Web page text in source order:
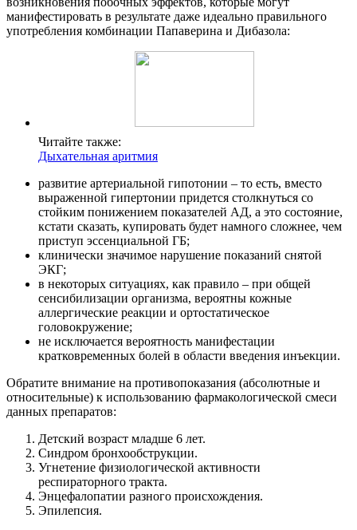
манифестировать в результате даже идеально правильного
употребления комбинации Папаверина и Дибазола:
Читайте также:
Дыхательная аритмия
развитие артериальной гипотонии – то есть, вместо
выраженной гипертонии придется столкнуться со
стойким понижением показателей АД, а это состояние,
кстати сказать, купировать будет намного сложнее, чем
приступ эссенциальной ГБ;
клинически значимое нарушение показаний снятой
ЭКГ;
в некоторых ситуациях, как правило – при общей
сенсибилизации организма, вероятны кожные
аллергические реакции и ортостатическое
головокружение;
не исключается вероятность манифестации
кратковременных болей в области введения инъекции.
Обратите внимание на противопоказания (абсолютные и
относительные) к использованию фармакологической смеси
данных препаратов:
Детский возраст младше 6 лет.
Синдром бронхообструкции.
Угнетение физиологической активности
респираторного тракта.
Энцефалопатии разного происхождения.
Эпилепсия.